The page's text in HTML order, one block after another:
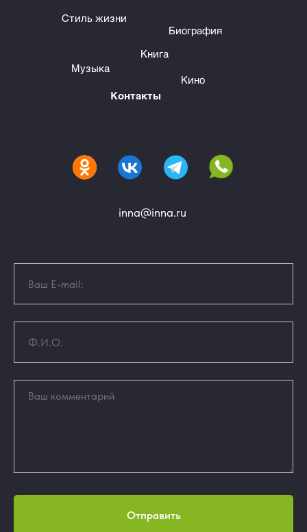
Кино
Книга
Музыка
Биография
Стиль жизни
Контакты
inna@inna.ru
Отправить